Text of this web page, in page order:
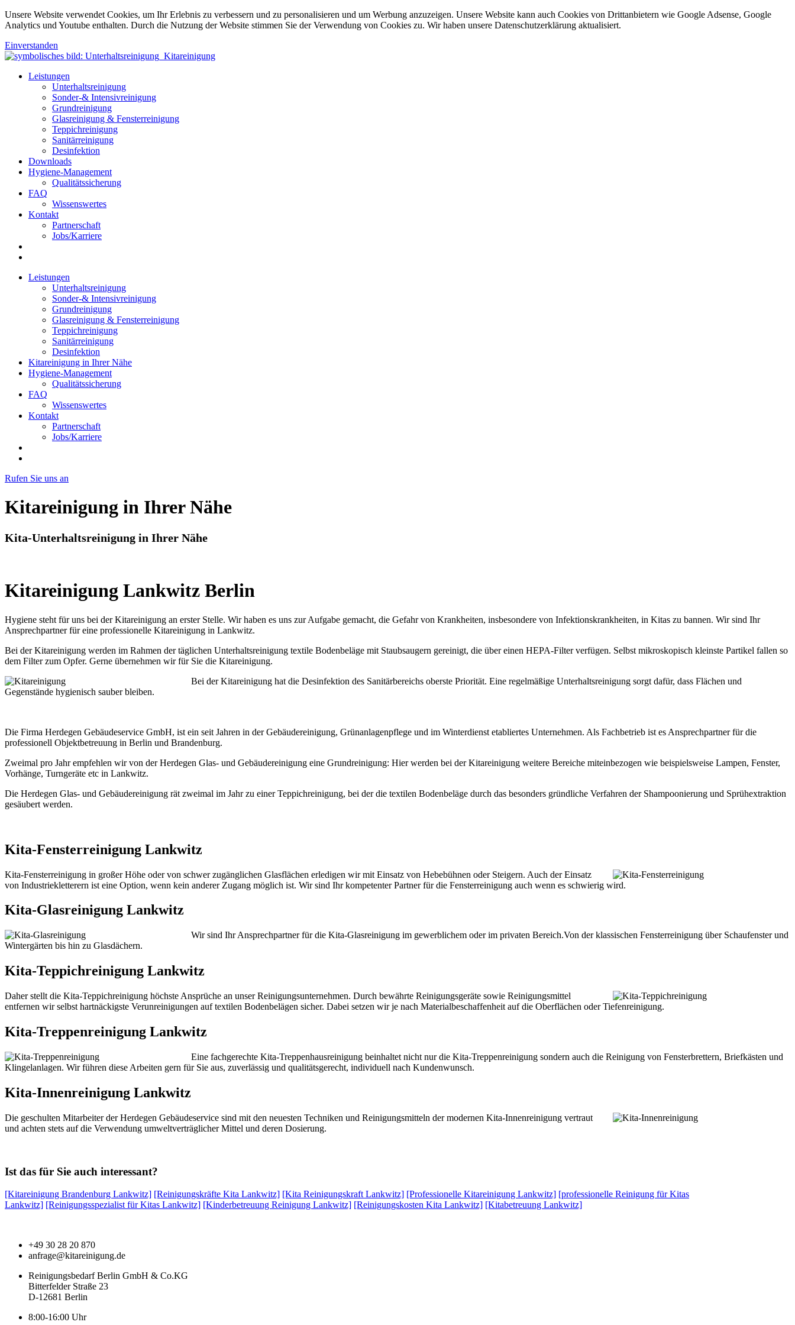
Unsere Website verwendet Cookies, um Ihr Erlebnis zu verbessern und zu personalisieren und um Werbung anzuzeigen. Unsere Website kann auch Cookies von Drittanbietern wie Google Adsense, Google
Analytics und Youtube enthalten. Durch die Nutzung der Website stimmen Sie der Verwendung von Cookies zu. Wir haben unsere Datenschutzerklärung aktualisiert.
Einverstanden
Leistungen
Unterhaltsreinigung
Sonder-& Intensivreinigung
Grundreinigung
Glasreinigung & Fensterreinigung
Teppichreinigung
Sanitärreinigung
Desinfektion
Downloads
Hygiene-Management
Qualitätssicherung
FAQ
Wissenswertes
Kontakt
Partnerschaft
Jobs/Karriere
Leistungen
Unterhaltsreinigung
Sonder-& Intensivreinigung
Grundreinigung
Glasreinigung & Fensterreinigung
Teppichreinigung
Sanitärreinigung
Desinfektion
Kitareinigung in Ihrer Nähe
Hygiene-Management
Qualitätssicherung
FAQ
Wissenswertes
Kontakt
Partnerschaft
Jobs/Karriere
Rufen Sie uns an
Kitareinigung in Ihrer Nähe
Kita-Unterhaltsreinigung in Ihrer Nähe
Kitareinigung Lankwitz Berlin
Hygiene steht für uns bei der Kitareinigung an erster Stelle. Wir haben es uns zur Aufgabe gemacht, die Gefahr von Krankheiten, insbesondere von Infektionskrankheiten, in Kitas zu bannen. Wir sind Ihr
Ansprechpartner für eine professionelle Kitareinigung in Lankwitz.
Bei der Kitareinigung werden im Rahmen der täglichen Unterhaltsreinigung textile Bodenbeläge mit Staubsaugern gereinigt, die über einen HEPA-Filter verfügen. Selbst mikroskopisch kleinste Partikel fallen so
dem Filter zum Opfer. Gerne übernehmen wir für Sie die Kitareinigung.
Bei der Kitareinigung hat die Desinfektion des Sanitärbereichs oberste Priorität. Eine regelmäßige Unterhaltsreinigung sorgt dafür, dass Flächen und
Gegenstände hygienisch sauber bleiben.
Die Firma Herdegen Gebäudeservice GmbH, ist ein seit Jahren in der Gebäudereinigung, Grünanlagenpflege und im Winterdienst etabliertes Unternehmen. Als Fachbetrieb ist es Ansprechpartner für die
professionell Objektbetreuung in Berlin und Brandenburg.
Zweimal pro Jahr empfehlen wir von der Herdegen Glas- und Gebäudereinigung eine Grundreinigung: Hier werden bei der Kitareinigung weitere Bereiche miteinbezogen wie beispielsweise Lampen, Fenster,
Vorhänge, Turngeräte etc in Lankwitz.
Die Herdegen Glas- und Gebäudereinigung rät zweimal im Jahr zu einer Teppichreinigung, bei der die textilen Bodenbeläge durch das besonders gründliche Verfahren der Shampoonierung und Sprühextraktion
gesäubert werden.
Kita-Fensterreinigung Lankwitz
Kita-Fensterreinigung in großer Höhe oder von schwer zugänglichen Glasflächen erledigen wir mit Einsatz von Hebebühnen oder Steigern. Auch der Einsatz
von Industriekletterern ist eine Option, wenn kein anderer Zugang möglich ist. Wir sind Ihr kompetenter Partner für die Fensterreinigung auch wenn es schwierig wird.
Kita-Glasreinigung Lankwitz
Wir sind Ihr Ansprechpartner für die Kita-Glasreinigung im gewerblichem oder im privaten Bereich.Von der klassischen Fensterreinigung über Schaufenster und
Wintergärten bis hin zu Glasdächern.
Kita-Teppichreinigung Lankwitz
Daher stellt die Kita-Teppichreinigung höchste Ansprüche an unser Reinigungsunternehmen. Durch bewährte Reinigungsgeräte sowie Reinigungsmittel
entfernen wir selbst hartnäckigste Verunreinigungen auf textilen Bodenbelägen sicher. Dabei setzen wir je nach Materialbeschaffenheit auf die Oberflächen oder Tiefenreinigung.
Kita-Treppenreinigung Lankwitz
Eine fachgerechte Kita-Treppenhausreinigung beinhaltet nicht nur die Kita-Treppenreinigung sondern auch die Reinigung von Fensterbrettern, Briefkästen und
Klingelanlagen. Wir führen diese Arbeiten gern für Sie aus, zuverlässig und qualitätsgerecht, individuell nach Kundenwunsch.
Kita-Innenreinigung Lankwitz
Die geschulten Mitarbeiter der Herdegen Gebäudeservice sind mit den neuesten Techniken und Reinigungsmitteln der modernen Kita-Innenreinigung vertraut
und achten stets auf die Verwendung umweltverträglicher Mittel und deren Dosierung.
Ist das für Sie auch interessant?
[Kitareinigung Brandenburg Lankwitz] [Reinigungskräfte Kita Lankwitz] [Kita Reinigungskraft Lankwitz] [Professionelle Kitareinigung Lankwitz] [professionelle Reinigung für Kitas
Lankwitz] [Reinigungsspezialist für Kitas Lankwitz] [Kinderbetreuung Reinigung Lankwitz] [Reinigungskosten Kita Lankwitz] [Kitabetreuung Lankwitz]
+49 30 28 20 870
anfrage@kitareinigung.de
Reinigungsbedarf Berlin GmbH & Co.KG
Bitterfelder Straße 23
D-12681 Berlin
8:00-16:00 Uhr